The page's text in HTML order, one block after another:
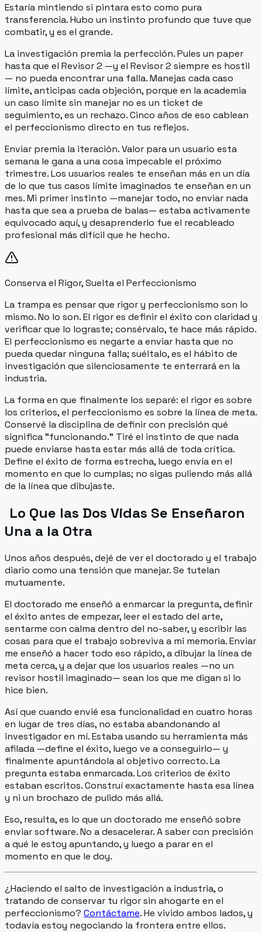
Estaría mintiendo si pintara esto como pura
transferencia. Hubo un instinto profundo que tuve que
combatir, y es el grande.
La investigación premia la perfección. Pules un paper
hasta que el Revisor 2 —y el Revisor 2 siempre es hostil
— no pueda encontrar una falla. Manejas cada caso
límite, anticipas cada objeción, porque en la academia
un caso límite sin manejar no es un ticket de
seguimiento, es un rechazo. Cinco años de eso cablean
el perfeccionismo directo en tus reflejos.
Enviar premia la iteración. Valor para un usuario esta
semana le gana a una cosa impecable el próximo
trimestre. Los usuarios reales te enseñan más en un día
de lo que tus casos límite imaginados te enseñan en un
mes. Mi primer instinto —manejar todo, no enviar nada
hasta que sea a prueba de balas— estaba activamente
equivocado aquí, y desaprenderlo fue el recableado
profesional más difícil que he hecho.
Conserva el Rigor, Suelta el Perfeccionismo
La trampa es pensar que rigor y perfeccionismo son lo
mismo. No lo son. El rigor es definir el éxito con claridad y
verificar que lo lograste; consérvalo, te hace más rápido.
El perfeccionismo es negarte a enviar hasta que no
pueda quedar ninguna falla; suéltalo, es el hábito de
investigación que silenciosamente te enterrará en la
industria.
La forma en que finalmente los separé: el rigor es sobre
los criterios, el perfeccionismo es sobre la línea de meta.
Conservé la disciplina de definir con precisión qué
significa "funcionando." Tiré el instinto de que nada
puede enviarse hasta estar más allá de toda crítica.
Define el éxito de forma estrecha, luego envía en el
momento en que lo cumplas; no sigas puliendo más allá
de la línea que dibujaste.
Lo Que las Dos Vidas Se Enseñaron
Una a la Otra
Unos años después, dejé de ver el doctorado y el trabajo
diario como una tensión que manejar. Se tutelan
mutuamente.
El doctorado me enseñó a enmarcar la pregunta, definir
el éxito antes de empezar, leer el estado del arte,
sentarme con calma dentro del no-saber, y escribir las
cosas para que el trabajo sobreviva a mi memoria. Enviar
me enseñó a hacer todo eso rápido, a dibujar la línea de
meta cerca, y a dejar que los usuarios reales —no un
revisor hostil imaginado— sean los que me digan si lo
hice bien.
Así que cuando envié esa funcionalidad en cuatro horas
en lugar de tres días, no estaba abandonando al
investigador en mí. Estaba usando su herramienta más
afilada —define el éxito, luego ve a conseguirlo— y
finalmente apuntándola al objetivo correcto. La
pregunta estaba enmarcada. Los criterios de éxito
estaban escritos. Construí exactamente hasta esa línea
y ni un brochazo de pulido más allá.
Eso, resulta, es lo que un doctorado me enseñó sobre
enviar software. No a desacelerar. A saber con precisión
a qué le estoy apuntando, y luego a parar en el
momento en que le doy.
¿Haciendo el salto de investigación a industria, o
tratando de conservar tu rigor sin ahogarte en el
perfeccionismo? Contáctame. He vivido ambos lados, y
todavía estoy negociando la frontera entre ellos.